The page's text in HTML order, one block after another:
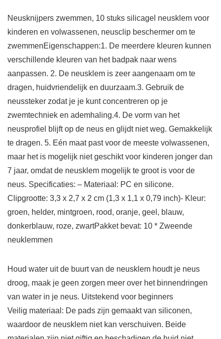
Neusknijpers zwemmen, 10 stuks silicagel neusklem voor
kinderen en volwassenen, neusclip beschermer om te
zwemmenEigenschappen:1. De meerdere kleuren kunnen
verschillende kleuren van het badpak naar wens
aanpassen. 2. De neusklem is zeer aangenaam om te
dragen, huidvriendelijk en duurzaam.3. Gebruik de
neussteker zodat je je kunt concentreren op je
zwemtechniek en ademhaling.4. De vorm van het
neusprofiel blijft op de neus en glijdt niet weg. Gemakkelijk
te dragen. 5. Eén maat past voor de meeste volwassenen,
maar het is mogelijk niet geschikt voor kinderen jonger dan
7 jaar, omdat de neusklem mogelijk te groot is voor de
neus. Specificaties: – Materiaal: PC en silicone.
Clipgrootte: 3,3 x 2,7 x 2 cm (1,3 x 1,1 x 0,79 inch)- Kleur:
groen, helder, mintgroen, rood, oranje, geel, blauw,
donkerblauw, roze, zwartPakket bevat: 10 * Zweende
neuklemmen
Houd water uit de buurt van de neusklem houdt je neus
droog, maak je geen zorgen meer over het binnendringen
van water in je neus. Uitstekend voor beginners
Veilig materiaal: De pads zijn gemaakt van siliconen,
waardoor de neusklem niet kan verschuiven. Beide